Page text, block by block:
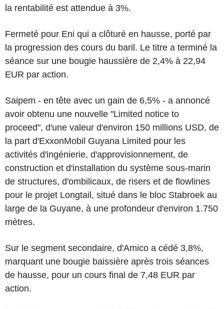
la rentabilité est attendue à 3%.
Fermeté pour Eni qui a clôturé en hausse, porté par
la progression des cours du baril. Le titre a terminé la
séance sur une bougie haussière de 2,4% à 22,94
EUR par action.
Saipem - en tête avec un gain de 6,5% - a annoncé
avoir obtenu une nouvelle "Limited notice to
proceed", d'une valeur d'environ 150 millions USD, de
la part d'ExxonMobil Guyana Limited pour les
activités d'ingénierie, d'approvisionnement, de
construction et d'installation du système sous-marin
de structures, d'ombilicaux, de risers et de flowlines
pour le projet Longtail, situé dans le bloc Stabroek au
large de la Guyane, à une profondeur d'environ 1.750
mètres.
Sur le segment secondaire, d'Amico a cédé 3,8%,
marquant une bougie baissière après trois séances
de hausse, pour un cours final de 7,48 EUR par
action.